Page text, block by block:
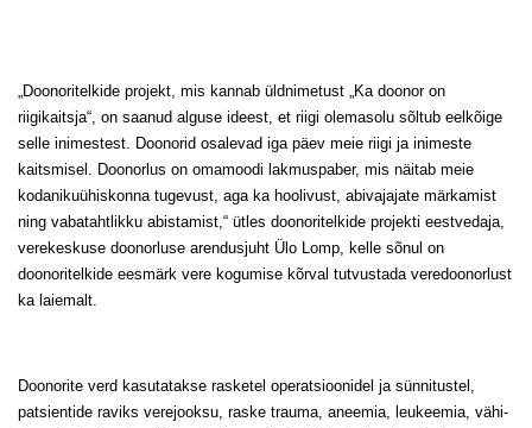
„Doonoritelkide projekt, mis kannab üldnimetust „Ka doonor on
riigikaitsja“, on saanud alguse ideest, et riigi olemasolu sõltub eelkõige
selle inimestest. Doonorid osalevad iga päev meie riigi ja inimeste
kaitsmisel. Doonorlus on omamoodi lakmuspaber, mis näitab meie
kodanikuühiskonna tugevust, aga ka hoolivust, abivajajate märkamist
ning vabatahtlikku abistamist,“ ütles doonoritelkide projekti eestvedaja,
verekeskuse doonorluse arendusjuht Ülo Lomp, kelle sõnul on
doonoritelkide eesmärk vere kogumise kõrval tutvustada veredoonorlust
ka laiemalt.
Doonorite verd kasutatakse rasketel operatsioonidel ja sünnitustel,
patsientide raviks verejooksu, raske trauma, aneemia, leukeemia, vähi-